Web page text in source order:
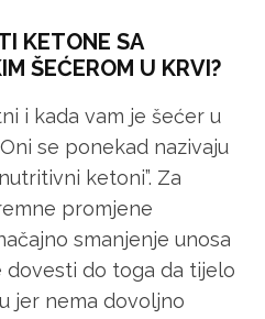
KETONE SA
ŠEĆEROM U KRVI?
i kada vam je šećer u
se ponekad nazivaju
ketoni”. Za
promjene
smanjenje unosa
dovesti do toga da tijelo
jer nema dovoljno